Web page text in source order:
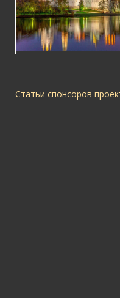
Статьи спонсоров